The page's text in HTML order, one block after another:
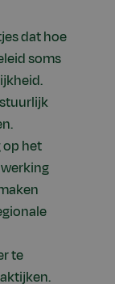
dat hoe
soms
op het
te